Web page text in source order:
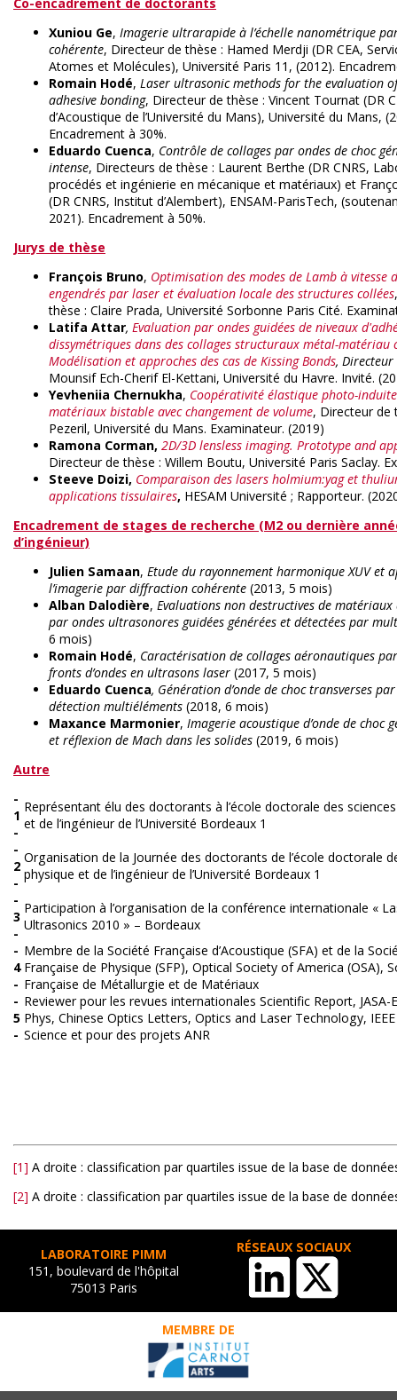
Xuniou Ge, Imagerie ultrarapide à l’échelle nanométrique
cohérente, Directeur de thèse : Hamed Merdji (DR CEA,
Atomes et Molécules), Université Paris 11, (2012).
Romain Hodé, Laser ultrasonic methods for the evaluation
adhesive bonding, Directeur de thèse : Vincent Tournat (DR
d’Acoustique de l’Université du Mans), Université du Mans,
Encadrement à 30%.
Eduardo Cuenca, Contrôle de collages par ondes de choc
intense, Directeurs de thèse : Laurent Berthe (DR CNRS,
procédés et ingénierie en mécanique et matériaux) et
(DR CNRS, Institut d’Alembert), ENSAM-ParisTech,
2021). Encadrement à 50%.
Jurys de thèse
François Bruno, Optimisation des modes de Lamb à vitesse
engendrés par laser et évaluation locale des structures collées
thèse : Claire Prada, Université Sorbonne Paris Cité.
Latifa Attar, Evaluation par ondes guidées de niveaux
dissymétriques dans des collages structuraux métal-matériau
Modélisation et approches des cas de Kissing Bonds, Directeur
Mounsif Ech-Cherif El-Kettani, Université du Havre. Invité.
Yevheniia Chernukha, Coopérativité élastique photo-
matériaux bistable avec changement de volume, Directeur de
Pezeril, Université du Mans. Examinateur. (2019)
Ramona Corman, 2D/3D lensless imaging. Prototype and
Directeur de thèse : Willem Boutu, Université Paris Saclay.
Steeve Doizi, Comparaison des lasers holmium:yag et
applications tissulaires, HESAM Université ; Rapporteur.
Encadrement de stages de recherche (M2 ou dernière
d’ingénieur)
Julien Samaan, Etude du rayonnement harmonique XUV et
l’imagerie par diffraction cohérente (2013, 5 mois)
Alban Dalodière, Evaluations non destructives de
par ondes ultrasonores guidées générées et détectées par
6 mois)
Romain Hodé, Caractérisation de collages aéronautiques
fronts d’ondes en ultrasons laser (2017, 5 mois)
Eduardo Cuenca, Génération d’onde de choc transverses
détection multiéléments (2018, 6 mois)
Maxance Marmonier, Imagerie acoustique d’onde de choc
et réflexion de Mach dans les solides (2019, 6 mois)
Autre
-
1
-
Représentant élu des doctorants à l’école doctorale des
et de l’ingénieur de l’Université Bordeaux 1
-
2
-
Organisation de la Journée des doctorants de l’école doctorale
physique et de l’ingénieur de l’Université Bordeaux 1
-
3
-
Participation à l’organisation de la conférence internationale «
Ultrasonics 2010 » – Bordeaux
-
4
-
Membre de la Société Française d’Acoustique (SFA) et de la
Française de Physique (SFP), Optical Society of America (OSA),
Française de Métallurgie et de Matériaux
-
5
-
Reviewer pour les revues internationales Scientific Report, JASA-
Phys, Chinese Optics Letters, Optics and Laser Technology,
Science et pour des projets ANR
[1] A droite : classification par quartiles issue de la base de
[2] A droite : classification par quartiles issue de la base de
LABORATOIRE PIMM
151, boulevard de l'hôpital
75013 Paris
RÉSEAUX SOCIAUX
MEMBRE DE